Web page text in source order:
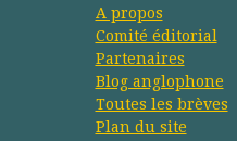
A propos
Comité éditorial
Partenaires
Blog anglophone
Toutes les brèves
Plan du site